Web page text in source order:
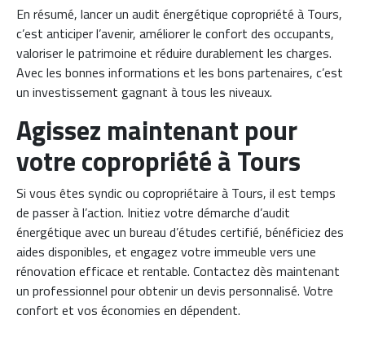
En résumé, lancer un audit énergétique copropriété à Tours,
c’est anticiper l’avenir, améliorer le confort des occupants,
valoriser le patrimoine et réduire durablement les charges.
Avec les bonnes informations et les bons partenaires, c’est
un investissement gagnant à tous les niveaux.
Agissez maintenant pour
votre copropriété à Tours
Si vous êtes syndic ou copropriétaire à Tours, il est temps
de passer à l’action. Initiez votre démarche d’audit
énergétique avec un bureau d’études certifié, bénéficiez des
aides disponibles, et engagez votre immeuble vers une
rénovation efficace et rentable. Contactez dès maintenant
un professionnel pour obtenir un devis personnalisé. Votre
confort et vos économies en dépendent.